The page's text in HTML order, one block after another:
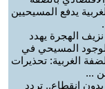
يدفع المسيحيين
نزيف الهجرة يهدد
المسيحي في
الغربية: تحذيرات
...
بدون انقطاع.. تردد